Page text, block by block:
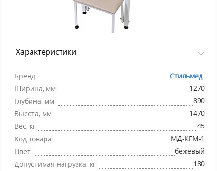
Характеристики
Бренд
Стильмед
Ширина, мм
1270
Глубина, мм
890
Высота, мм
1470
Вес, кг
45
Код товара
МД-КГМ-1
Цвет
бежевый
Допустимая нагрузка, кг
180